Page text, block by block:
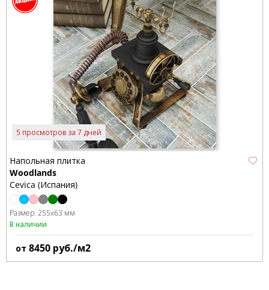
5 просмотров за 7 дней
Напольная плитка
Woodlands
Cevica (Испания)
Размер: 255x63 мм
В наличии
от 8450 руб./м2